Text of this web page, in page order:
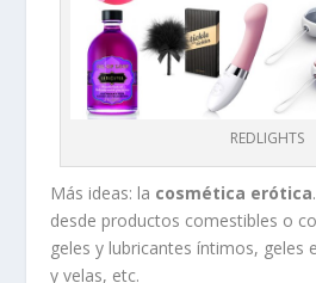
REDLIGHTS
Más ideas: la cosmética erótica
desde productos comestibles o
geles y lubricantes íntimos, geles
y velas, etc.